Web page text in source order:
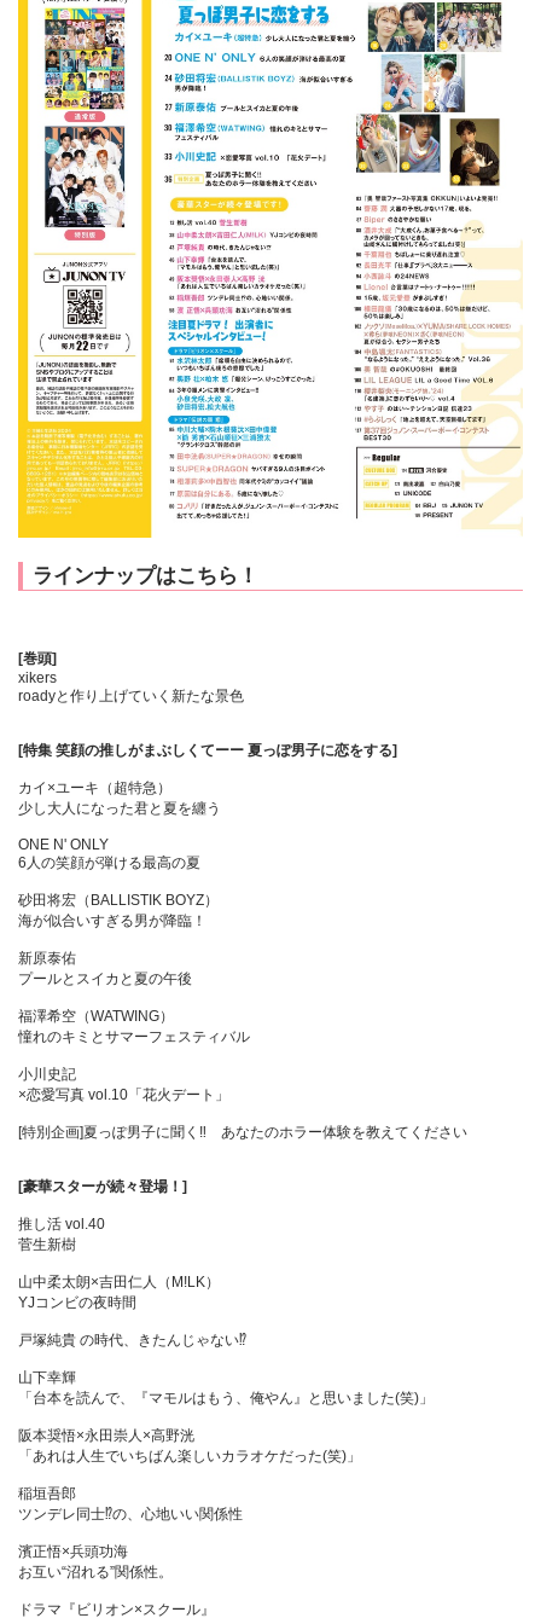
ラインナップはこちら！
[巻頭]
xikers
roadyと作り上げていく新たな景色
[特集 笑顔の推しがまぶしくてーー 夏っぽ男子に恋をする]
カイ×ユーキ（超特急）
少し大人になった君と夏を纏う
ONE N' ONLY
6人の笑顔が弾ける最高の夏
砂田将宏（BALLISTIK BOYZ）
海が似合いすぎる男が降臨！
新原泰佑
プールとスイカと夏の午後
福澤希空（WATWING）
憧れのキミとサマーフェスティバル
小川史記
×恋愛写真 vol.10「花火デート」
[特別企画]夏っぽ男子に聞く‼ あなたのホラー体験を教えてください
[豪華スターが続々登場！]
推し活 vol.40
菅生新樹
山中柔太朗×吉田仁人（M!LK）
YJコンビの夜時間
戸塚純貴 の時代、きたんじゃない⁉
山下幸輝
「台本を読んで、『マモルはもう、俺やん』と思いました(笑)」
阪本奨悟×永田崇人×高野洸
「あれは人生でいちばん楽しいカラオケだった(笑)」
稲垣吾郎
ツンデレ同士⁉の、心地いい関係性
濱正悟×兵頭功海
お互い“沼れる”関係性。
ドラマ『ビリオン×スクール』